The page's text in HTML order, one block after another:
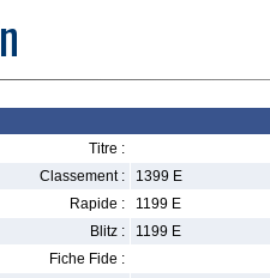
Titre :
Classement :
1399 E
Rapide :
1199 E
Blitz :
1199 E
Fiche Fide :